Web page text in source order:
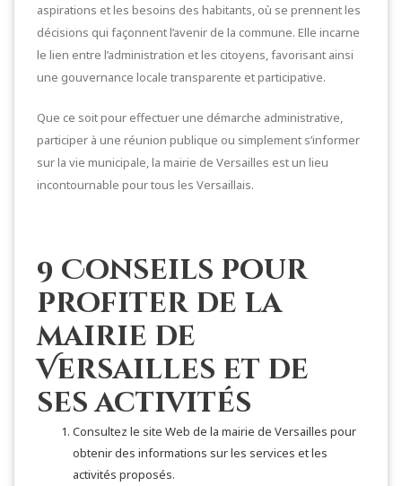
aspirations et les besoins des habitants, où se prennent les
décisions qui façonnent l’avenir de la commune. Elle incarne
le lien entre l’administration et les citoyens, favorisant ainsi
une gouvernance locale transparente et participative.
Que ce soit pour effectuer une démarche administrative,
participer à une réunion publique ou simplement s’informer
sur la vie municipale, la mairie de Versailles est un lieu
incontournable pour tous les Versaillais.
9 Conseils pour
profiter de la
mairie de
Versailles et de
ses activités
Consultez le site Web de la mairie de Versailles pour
obtenir des informations sur les services et les
activités proposés.